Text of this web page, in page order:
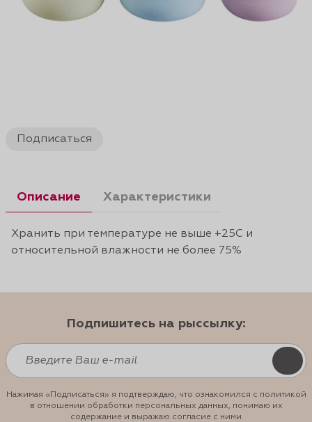
Подписаться
Описание Характеристики
Хранить при температуре не выше +25С и
относительной влажности не более 75%
Подпишитесь на рыссылку:
Нажимая «Подписаться» я подтверждаю, что ознакомился с политикой
в отношении обработки персональных данных, понимаю их
содержание и выражаю согласие с ними